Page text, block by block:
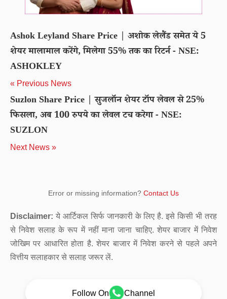
Ashok Leyland Share Price | अशोक लेलैंड समेत ये 5
शेयर मालामाल करेंगे, मिलेगा 55% तक का रिटर्न - NSE:
ASHOKLEY
« Previous News
Suzlon Share Price | सुजलॉन शेयर टॉप लेवल से 25%
फिसला, अब 100 रुपये का लेवल टच करेगा - NSE:
SUZLON
Next News »
Error or missing information? Contact Us
Disclaimer: ये आर्टिकल सिर्फ जानकारी के लिए है. इसे किसी भी तरह
से निवेश सलाह के रूप में नहीं माना जाना चाहिए. शेयर बाजार में निवेश
जोखिम पर आधारित होता है. शेयर बाजार में निवेश करने से पहले अपने
वित्तीय सलाहकार से सलाह जरूर लें.
Follow On Channel